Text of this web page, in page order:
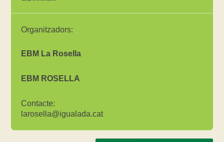
Organitzadors:
EBM La Rosella
EBM ROSELLA
Contacte:
larosella@igualada.cat